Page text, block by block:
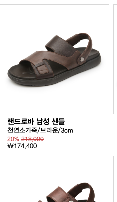
랜드로바 남성 샌들
천연소가죽/브라운/3cm
20% 218,000
₩174,400